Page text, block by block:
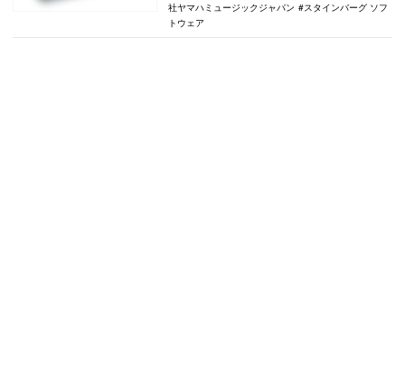
社ヤマハミュージックジャパン
スタインバーグ ソフ
トウェア